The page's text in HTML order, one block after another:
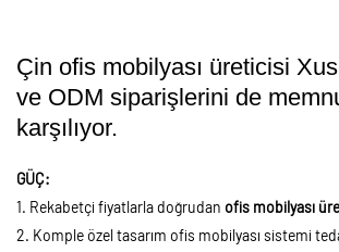
Çin ofis mobilyası üreticisi
ve ODM siparişlerini de
karşılıyor.
GÜÇ:
1. Rekabetçi fiyatlarla doğrudan ofis mobilyası
2. Komple özel tasarım ofis mobilyası sistemi